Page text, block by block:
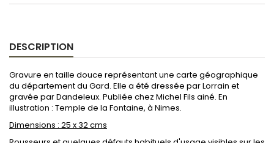
DESCRIPTION
Gravure en taille douce représentant une carte géographique
du département du Gard. Elle a été dressée par Lorrain et
gravée par Dandeleux. Publiée chez Michel Fils ainé. En
illustration : Temple de la Fontaine, à Nimes.
Dimensions : 25 x 32 cms